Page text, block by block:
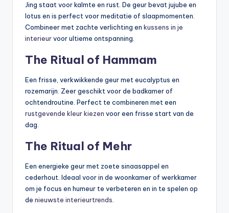
Jing staat voor kalmte en rust. De geur bevat jujube en
lotus en is perfect voor meditatie of slaapmomenten.
Combineer met zachte verlichting en kussens in je
interieurvoor ultieme ontspanning.
The Ritual of Hammam
Een frisse, verkwikkende geur met eucalyptus en
rozemarijn. Zeer geschikt voor de badkamer of
ochtendroutine. Perfect te combineren met een
rustgevende kleur kiezen voor een frisse start van de
dag.
The Ritual of Mehr
Een energieke geur met zoete sinaasappel en
cederhout. Ideaal voor in de woonkamer of werkkamer
om je focus en humeur te verbeteren en in te spelen op
de nieuwste interieurtrends.